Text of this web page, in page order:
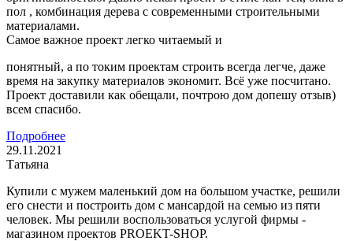
пол , комбинация дерева с современными строительными
материалами.
Самое важное проект легко читаемый и
понятный, а по токим проектам строить всегда легче, даже
время на закупку материалов экономит. Всё уже посчитано.
Проект доставили как обещали, почтрою дом допешу отзыв)
всем спасибо.
Подробнее
29.11.2021
Татьяна
Купили с мужем маленький дом на большом участке, решили
его снести и построить дом с мансардой на семью из пяти
человек. Мы решили воспользоваться услугой фирмы -
магазином проектов PROEKT-SHOP.